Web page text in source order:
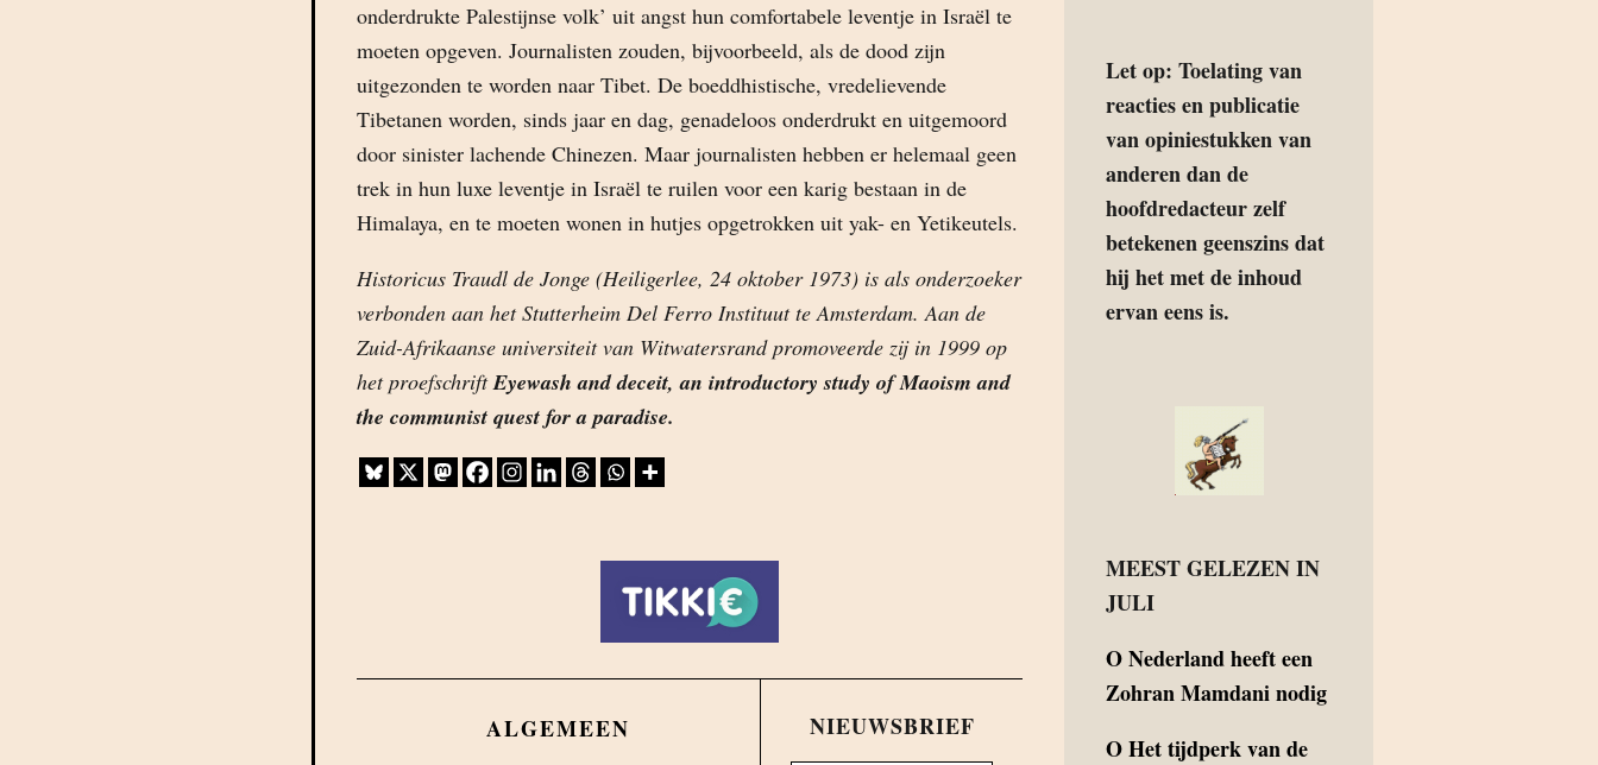
onderdrukte Palestijnse volk’ uit angst hun comfortabele leventje in Israël te
moeten opgeven. Journalisten zouden, bijvoorbeeld, als de dood zijn
uitgezonden te worden naar Tibet. De boeddhistische, vredelievende
Tibetanen worden, sinds jaar en dag, genadeloos onderdrukt en uitgemoord
door sinister lachende Chinezen. Maar journalisten hebben er helemaal geen
trek in hun luxe leventje in Israël te ruilen voor een karig bestaan in de
Himalaya, en te moeten wonen in hutjes opgetrokken uit yak- en Yetikeutels.
Historicus Traudl de Jonge (Heiligerlee, 24 oktober 1973) is als onderzoeker
verbonden aan het Stutterheim Del Ferro Instituut te Amsterdam. Aan de
Zuid-Afrikaanse universiteit van Witwatersrand promoveerde zij in 1999 op
het proefschriftEyewash and deceit, an introductory study of Maoism and
the communist quest for a paradise.
ALGEMEEN NIEUWSBRIEF
Let op: Toelating van
reacties en publicatie
van opiniestukken van
anderen dan de
hoofdredacteur zelf
betekenen geenszins dat
hij het met de inhoud
ervan eens is.
MEEST GELEZEN IN
JULI
ONederland heeft een
Zohran Mamdani nodig
OHet tijdperk van de